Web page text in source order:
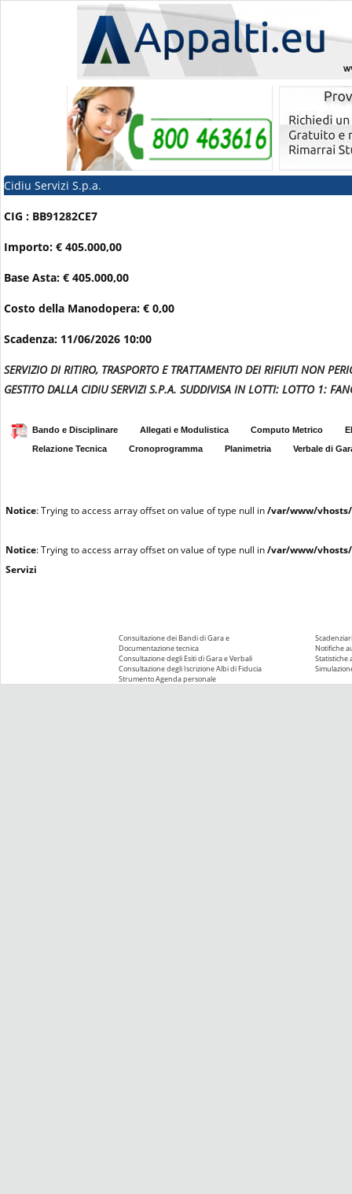
Cidiu Servizi S.p.a.
CIG : BB91282CE7
Importo: € 405.000,00
Base Asta: € 405.000,00
Costo della Manodopera: € 0,00
Scadenza: 11/06/2026 10:00
SERVIZIO DI RITIRO, TRASPORTO E TRATTAMENTO DEI RIFIUTI NON
GESTITO DALLA CIDIU SERVIZI S.P.A. SUDDIVISA IN LOTTI: LOTTO 1:
Bando e Disciplinare Allegati e Modulistica Computo Metrico
Relazione Tecnica
Cronoprogramma Planimetria Verbale di
Notice: Trying to access array offset on value of type null in/var/www/
Notice: Trying to access array offset on value of type null in/var/www/
Servizi
Consultazione dei Bandi di Gara e
Documentazione tecnica
Consultazione degli Esiti di Gara e Verbali
Consultazione degli Iscrizione Albi di Fiducia
Strumento Agenda personale
Notifiche
Statistiche